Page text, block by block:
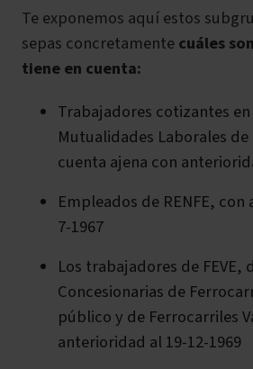
Te exponemos aquí estos
sepas concretamentecuáles
tiene en cuenta:
Trabajadores cotizantes
Mutualidades Laborales
cuenta ajena con
Empleados de RENFE,
7-1967
Los trabajadores de FEVE,
Concesionarias de
público y de Ferrocarriles
anterioridad al 19-12-1969